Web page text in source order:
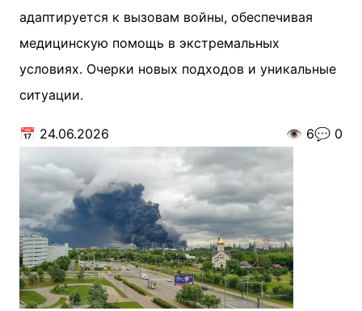
адаптируется к вызовам войны, обеспечивая
медицинскую помощь в экстремальных
условиях. Очерки новых подходов и уникальные
ситуации.
📅 24.06.2026 👁️ 6💬 0